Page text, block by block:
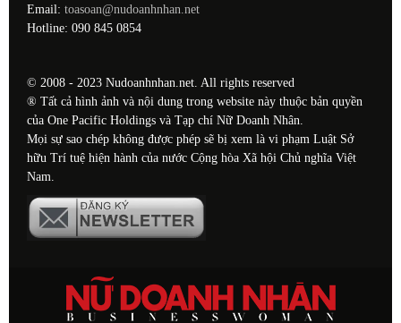
Email: toasoan@nudoanhnhan.net
Hotline: 090 845 0854
© 2008 - 2023 Nudoanhnhan.net. All rights reserved
® Tất cả hình ảnh và nội dung trong website này thuộc bản quyền
của One Pacific Holdings và Tạp chí Nữ Doanh Nhân.
Mọi sự sao chép không được phép sẽ bị xem là vi phạm Luật Sở
hữu Trí tuệ hiện hành của nước Cộng hòa Xã hội Chủ nghĩa Việt
Nam.